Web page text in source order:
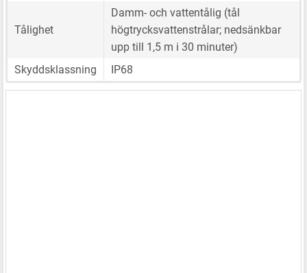
Tålighet
Damm- och vattentålig (tål
högtrycksvattenstrålar; nedsänkbar
upp till 1,5 m i 30 minuter)
Skyddsklassning
IP68